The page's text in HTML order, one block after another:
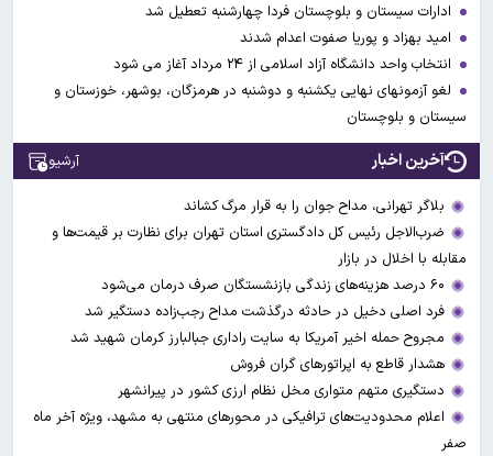
ادارات سیستان و بلوچستان فردا چهارشنبه تعطیل شد
امید بهزاد و پوریا صفوت اعدام شدند
انتخاب واحد دانشگاه آزاد اسلامی از ۲۴ مرداد آغاز می شود
لغو آزمونهای نهایی یکشنبه و دوشنبه در هرمزگان، بوشهر، خوزستان و
سیستان و بلوچستان
آخرین اخبار آرشیو
بلاگر تهرانی، مداح جوان را به قرار مرگ کشاند
ضرب‌الاجل رئیس کل دادگستری استان تهران برای نظارت بر قیمت‌ها و
مقابله با اخلال در بازار
۶۰ درصد هزینه‌های زندگی بازنشستگان صرف درمان می‌شود
فرد اصلی دخیل در حادثه درگذشت مداح رجب‌زاده دستگیر شد
مجروح حمله اخیر آمریکا به سایت راداری جبالبارز کرمان شهید شد
هشدار قاطع به اپراتورهای گران فروش
دستگیری متهم متواری مخل نظام ارزی کشور در پیرانشهر
اعلام محدودیت‌های ترافیکی در محورهای منتهی به مشهد، ویژه آخر ماه
صفر